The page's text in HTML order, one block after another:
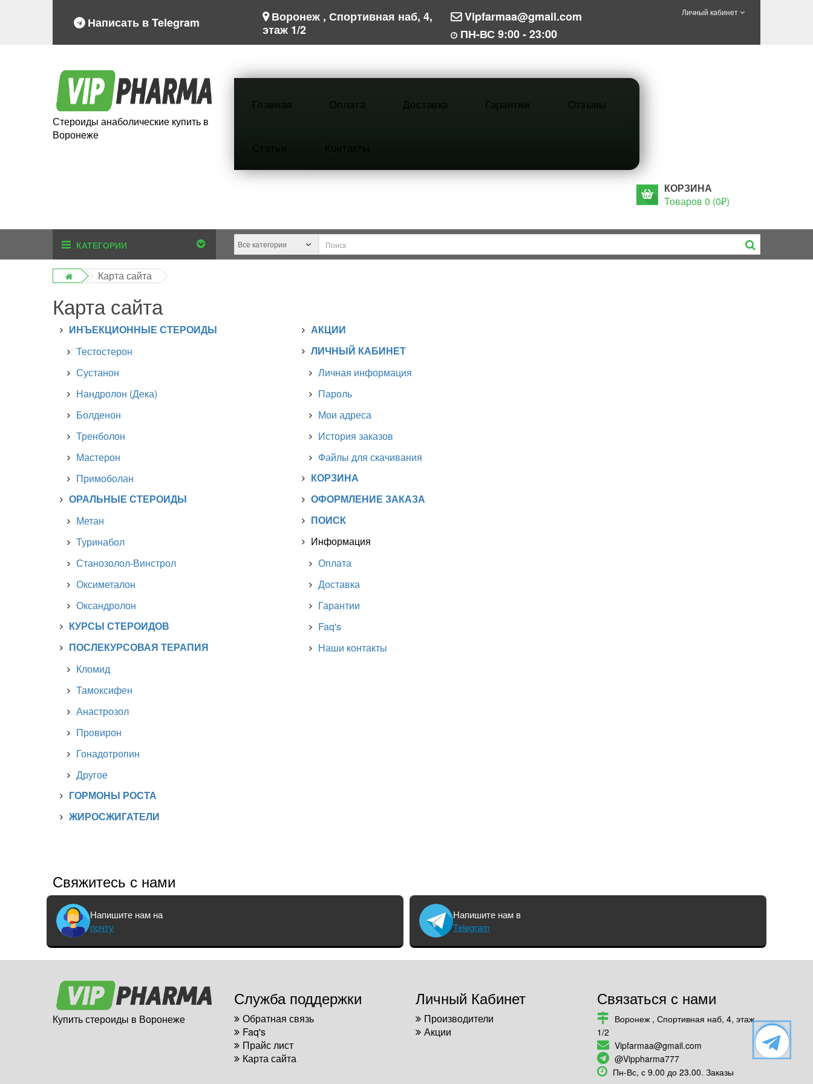
Написать в Telegram
Воронеж , Спортивная наб, 4,
этаж 1/2
Vipfarmaa@gmail.com
ПН-ВС 9:00 - 23:00
Личный кабинет
Стероиды анаболические купить в
Воронеже
Главная Оплата Доставка Гарантии Отзывы
КОРЗИНА
Товаров 0 (0₽)
КАТЕГОРИИ
Карта сайта
Карта сайта
ИНЪЕКЦИОННЫЕ СТЕРОИДЫ
Тестостерон
Сустанон
Нандролон (Дека)
Болденон
Тренболон
Мастерон
Примоболан
ОРАЛЬНЫЕ СТЕРОИДЫ
Метан
Туринабол
Станозолол-Винстрол
Оксиметалон
Оксандролон
КУРСЫ СТЕРОИДОВ
ПОСЛЕКУРСОВАЯ ТЕРАПИЯ
Кломид
Тамоксифен
Анастрозол
Провирон
Гонадотропин
Другое
ГОРМОНЫ РОСТА
ЖИРОСЖИГАТЕЛИ
АКЦИИ
ЛИЧНЫЙ КАБИНЕТ
Личная информация
Пароль
Мои адреса
История заказов
Файлы для скачивания
КОРЗИНА
ОФОРМЛЕНИЕ ЗАКАЗА
ПОИСК
Информация
Оплата
Доставка
Гарантии
Faq's
Наши контакты
Свяжитесь с нами
Напишите нам на
почту
Напишите нам в
Telegram
Купить стероиды в Воронеже
Служба поддержки
Обратная связь
Faq's
Прайс лист
Карта сайта
Личный Кабинет
Производители
Акции
Связаться с нами
Воронеж , Спортивная наб, 4, этаж
1/2
Vipfarmaa@gmail.com
@Vippharma777
Пн-Вс, с 9.00 до 23.00. Заказы